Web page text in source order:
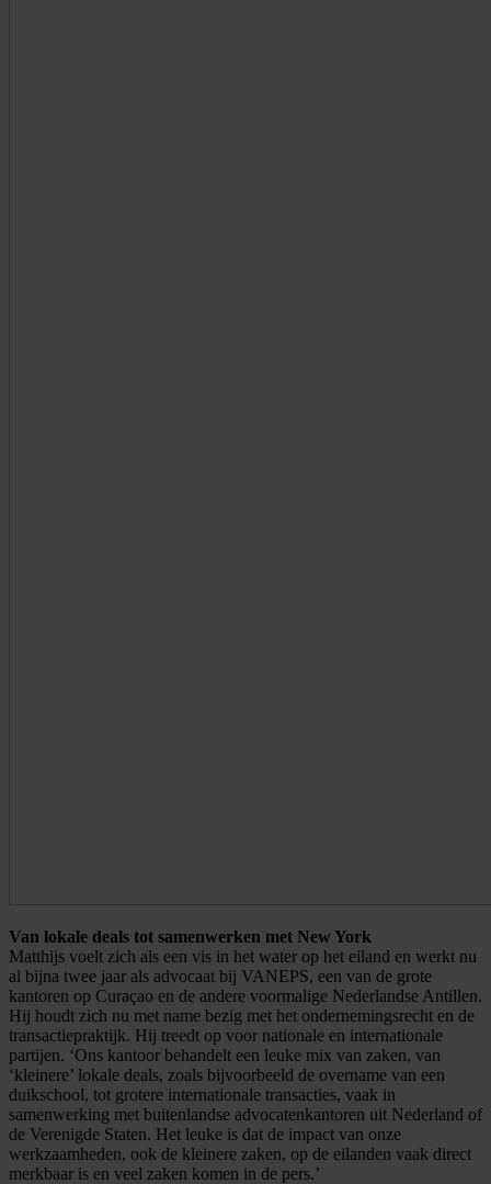
Van lokale deals tot samenwerken met New York
Matthijs voelt zich als een vis in het water op het eiland en werkt nu
al bijna twee jaar als advocaat bij VANEPS, een van de grote
kantoren op Curaçao en de andere voormalige Nederlandse Antillen.
Hij houdt zich nu met name bezig met het ondernemingsrecht en de
transactiepraktijk. Hij treedt op voor nationale en internationale
partijen. ‘Ons kantoor behandelt een leuke mix van zaken, van
‘kleinere’ lokale deals, zoals bijvoorbeeld de overname van een
duikschool, tot grotere internationale transacties, vaak in
samenwerking met buitenlandse advocatenkantoren uit Nederland of
de Verenigde Staten. Het leuke is dat de impact van onze
werkzaamheden, ook de kleinere zaken, op de eilanden vaak direct
merkbaar is en veel zaken komen in de pers.’